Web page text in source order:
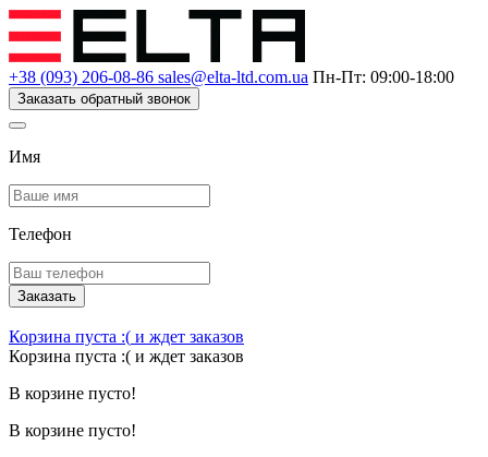
+38 (093) 206-08-86 sales@elta-ltd.com.ua Пн-Пт: 09:00-18:00
Заказать обратный звонок
Имя
Телефон
Заказать
Корзина пуста :( и ждет заказов
Корзина пуста :( и ждет заказов
В корзине пусто!
В корзине пусто!